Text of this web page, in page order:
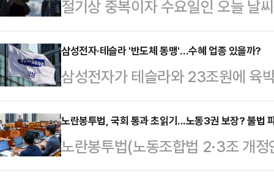
셜미디어(SNS)에 공유돼 화제를
태의 상의 차림은 과하…
급을 자제하고 있고, 이 대통령 역
나서지 않고 있다. 산업부와 외교부
판 총력전에 나선 상황이다.29일
박한 다가온 가운데, 극적 타결의
은 상황이다.…
절기상 중복이자 수요일인 오늘 날
어지는 가운데, 경기 북동부와 강원
다. 기상청은 "전국이 대체로 맑겠
다"며 "경기 북동부와 강원 중·북부
소나기가 내리는 곳이 있겠다"고
5~20mm ▲강원 중·남부 산지
적으로 기온이 낮아지겠지만 이후
무더위가 계속되겠다.…
삼성전자·테슬라 '반도체 동맹'…수혜 업종 있을까?
삼성전자가 테슬라와 23조원에 육
도체 동맹'을 꾸린 가운데 생산 밸
고 있다.통상 반도체 부문에서의 호
로 이어졌던 만큼 이번에도 관련 기
국 텍사스주 테일러 공장에서 소화
노란봉투법, 국회 통과 초읽기...노동3권 보장? 불법
노란봉투법(노동조합법 2·3조 개
를 통과할 것으로 보이는 가운데 노